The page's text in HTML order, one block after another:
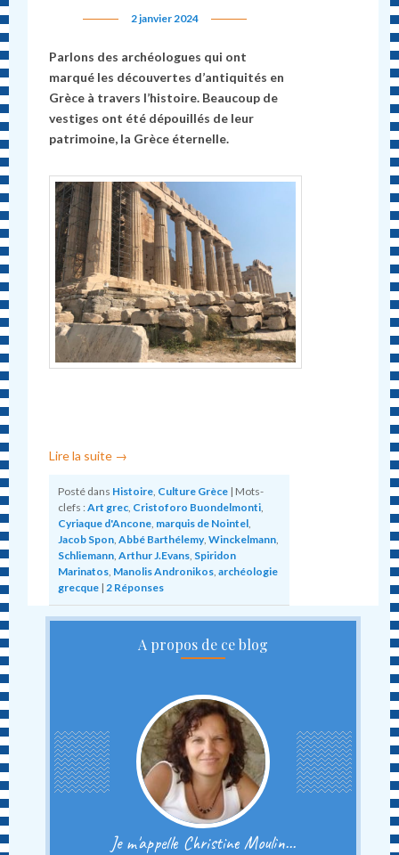
2 janvier 2024
Parlons des archéologues qui ont
marqué les découvertes d’antiquités en
Grèce à travers l’histoire. Beaucoup de
vestiges ont été dépouillés de leur
patrimoine, la Grèce éternelle.
Lire la suite →
Posté dans Histoire Culture Grèce | Mots-
clefs : Art grec Cristoforo Buondelmonti
Cyriaque d'Ancone marquis de Nointel
Jacob Spon ,Abbé Barthélemy,Winckelmann
Schliemann ,Arthur J.Evans Spiridon
Marinatos Manolis Andronikos ,archéologie
grecque | 2 Réponses
A propos de ce blog
Je m'appelle Christine Moulin...